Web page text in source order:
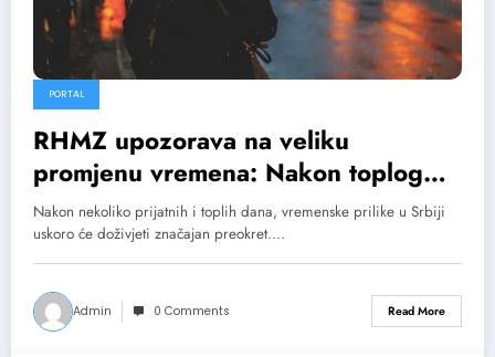
PORTAL
RHMZ upozorava na veliku
promjenu vremena: Nakon toplog
talasa stižu pljuskovi i grmljavina
Nakon nekoliko prijatnih i toplih dana, vremenske prilike u Srbiji
uskoro će doživjeti značajan preokret.…
Admin 0 Comments Read More